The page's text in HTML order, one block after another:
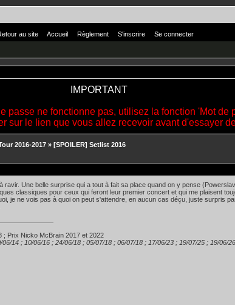
au site Accueil Règlement S'inscrire Se connecter
IMPORTANT
passe ne fonctionne pas, utilisez la fonction 'Mot de
sur le lien que vous allez recevoir avant d'essayer
2016-2017 » [SPOILER] Setlist 2016
ravir. Une belle surprise qui a tout à fait sa place quand on y pense
classiques pour ceux qui feront leur premier concert et qui me plaisent
je ne vois pas à quoi on peut s'attendre, en aucun cas déçu, juste surpris
; Prix Nicko McBrain 2017 et 2022
06/14 ; 10/06/16 ; 24/06/18 ; 05/07/18 ; 06/07/18 ; 17/06/23 ; 19/07/25 ; 19/06/26